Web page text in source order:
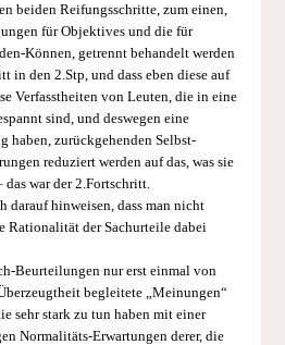
beiden Reifungsschritte, zum einen,
für Objektives und die für
Können, getrennt behandelt werden
in den 2.Stp, und dass eben diese auf
Verfasstheiten von Leuten, die in eine
sind, und deswegen eine
haben, zurückgehenden Selbst-
reduziert werden auf das, was sie
war der 2.Fortschritt.
darauf hinweisen, dass man nicht
Rationalität der Sachurteile dabei
Beurteilungen nur erst einmal von
begleitete „Meinungen“
sehr stark zu tun haben mit einer
Normalitäts-Erwartungen derer, die